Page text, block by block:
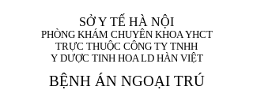
SỞ Y TẾ HÀ NỘI
PHÒNG KHÁM CHUYÊN KHOA YHCT
TRỰC THUỘC CÔNG TY TNHH
Y DƯỢC TINH HOA LD HÀN VIỆT
BỆNH ÁN NGOẠI TRÚ